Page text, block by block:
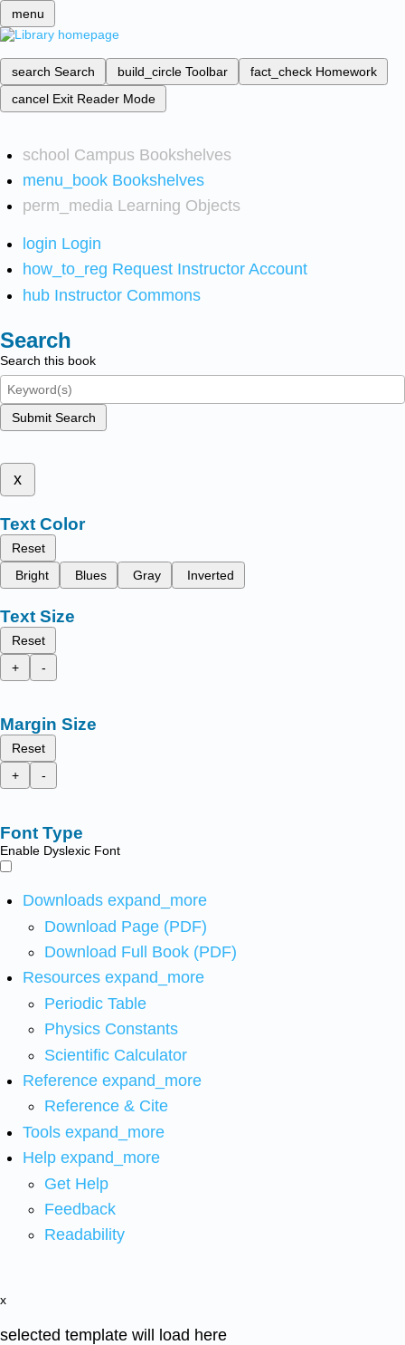
menu
search Search build_circle Toolbar fact_check Homework
cancel Exit Reader Mode
school Campus Bookshelves
menu_book Bookshelves
perm_media Learning Objects
login Login
how_to_reg Request Instructor Account
hub Instructor Commons
Search
Search this book
Submit Search
x
Text Color
Reset
Bright
Blues Gray Inverted
Text Size
Reset
+
-
Margin Size
Reset
+
-
Font Type
Enable Dyslexic Font
Downloads expand_more
Download Page (PDF)
Download Full Book (PDF)
Resources expand_more
Periodic Table
Physics Constants
Scientific Calculator
Reference expand_more
Reference & Cite
Tools expand_more
Help expand_more
Get Help
Feedback
Readability
x
selected template will load here